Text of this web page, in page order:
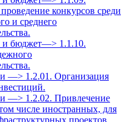
конкурсов среди
и среднего
и бюджет—> 1.1.10.
—> 1.2.01. Организация
—> 1.2.02. Привлечение
числе иностранных, для